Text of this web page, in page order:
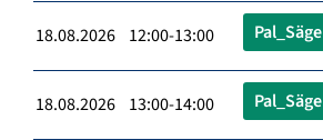
18.08.2026 12:00-13:00 Pal_Säge
18.08.2026 13:00-14:00 Pal_Säge